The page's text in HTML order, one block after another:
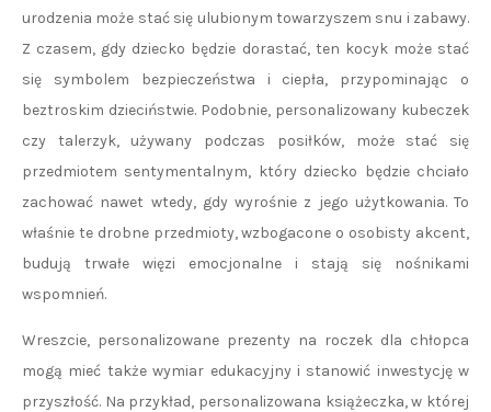
urodzenia może stać się ulubionym towarzyszem snu i zabawy.
Z czasem, gdy dziecko będzie dorastać, ten kocyk może stać
się symbolem bezpieczeństwa i ciepła, przypominając o
beztroskim dzieciństwie. Podobnie, personalizowany kubeczek
czy talerzyk, używany podczas posiłków, może stać się
przedmiotem sentymentalnym, który dziecko będzie chciało
zachować nawet wtedy, gdy wyrośnie z jego użytkowania. To
właśnie te drobne przedmioty, wzbogacone o osobisty akcent,
budują trwałe więzi emocjonalne i stają się nośnikami
wspomnień.
Wreszcie, personalizowane prezenty na roczek dla chłopca
mogą mieć także wymiar edukacyjny i stanowić inwestycję w
przyszłość. Na przykład, personalizowana książeczka, w której